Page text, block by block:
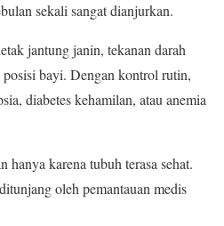
sekali sangat dianjurkan.
jantung janin, tekanan darah
bayi. Dengan kontrol rutin,
diabetes kehamilan, atau anemia
hanya karena tubuh terasa sehat.
oleh pemantauan medis